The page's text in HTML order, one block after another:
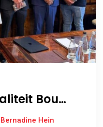
Bou
Bernadine Hein